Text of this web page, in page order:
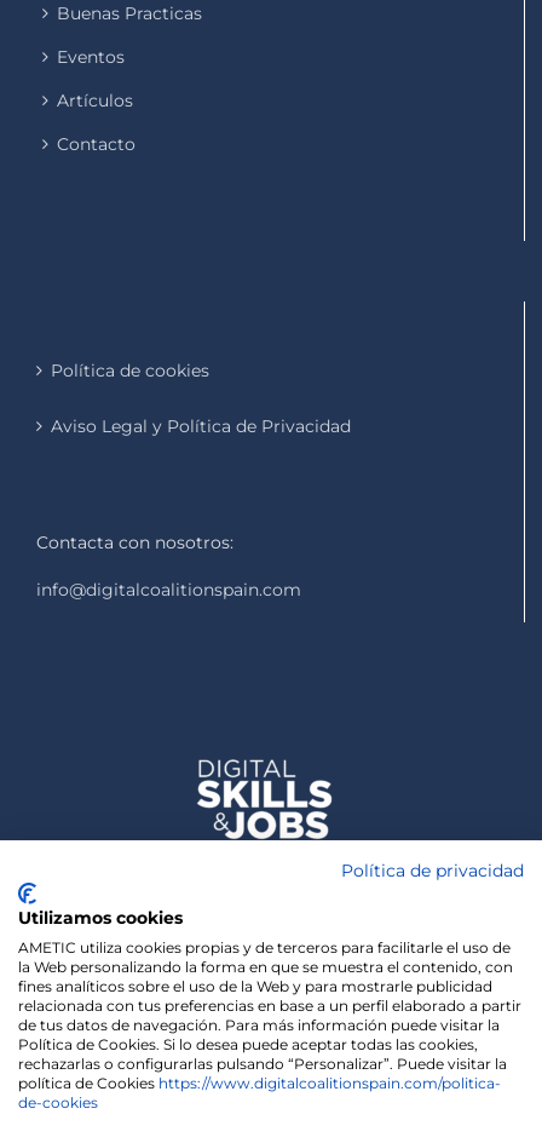
Buenas Practicas
Eventos
Artículos
Contacto
Política de cookies
Aviso Legal y Política de Privacidad
Contacta con nosotros:
info@digitalcoalitionspain.com
We use cookies on our website to give you the most
Política de privacidad
Utilizamos cookies
AMETIC utiliza cookies propias y de terceros para facilitarle el uso de
la Web personalizando la forma en que se muestra el contenido, con
fines analíticos sobre el uso de la Web y para mostrarle publicidad
relacionada con tus preferencias en base a un perfil elaborado a partir
de tus datos de navegación. Para más información puede visitar la
Política de Cookies. Si lo desea puede aceptar todas las cookies,
rechazarlas o configurarlas pulsando “Personalizar”. Puede visitar la
política de Cookies https://www.digitalcoalitionspain.com/politica-
de-cookies